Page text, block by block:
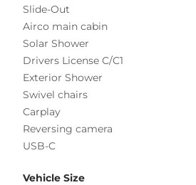
Slide-Out
Airco main cabin
Solar Shower
Drivers License C/C1
Exterior Shower
Swivel chairs
Carplay
Reversing camera
USB-C
Vehicle Size